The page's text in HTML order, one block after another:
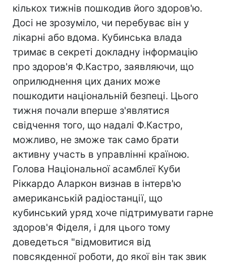
кількох тижнів пошкодив його здоров'ю.
Досі не зрозуміло, чи перебуває він у
лікарні або вдома. Кубинська влада
тримає в секреті докладну інформацію
про здоров'я Ф.Кастро, заявляючи, що
оприлюднення цих даних може
пошкодити національній безпеці. Цього
тижня почали вперше з'являтися
свідчення того, що надалі Ф.Кастро,
можливо, не зможе так само брати
активну участь в управлінні країною.
Голова Національної асамблеї Куби
Ріккардо Аларкон визнав в інтерв'ю
американській радіостанції, що
кубинський уряд хоче підтримувати гарне
здоров'я Фіделя, і для цього тому
доведеться "відмовитися від
повсякденної роботи, до якої він так звик